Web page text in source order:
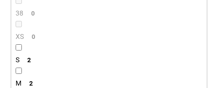
38 0
XS 0
S 2
M 2